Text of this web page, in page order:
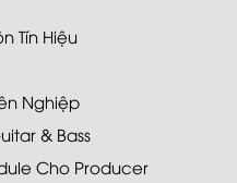
Tín Hiệu
Nghiệp
& Bass
Cho Producer